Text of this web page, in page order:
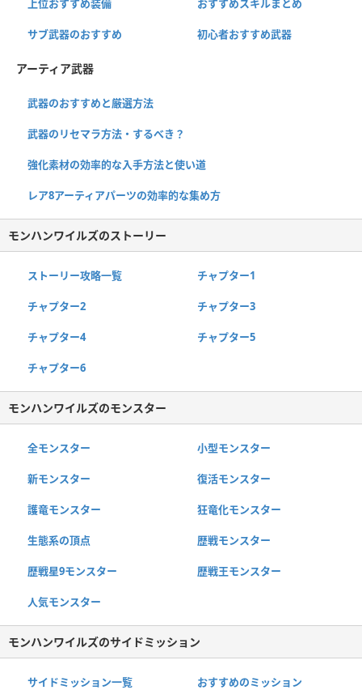
上位おすすめ装備 おすすめスキルまとめ
サブ武器のおすすめ 初心者おすすめ武器
アーティア武器
武器のおすすめと厳選方法
武器のリセマラ方法・するべき？
強化素材の効率的な入手方法と使い道
レア8アーティアパーツの効率的な集め方
モンハンワイルズのストーリー
ストーリー攻略一覧 チャプター1
チャプター2 チャプター3
チャプター4 チャプター5
チャプター6
モンハンワイルズのモンスター
全モンスター 小型モンスター
新モンスター 復活モンスター
護竜モンスター 狂竜化モンスター
生態系の頂点 歴戦モンスター
歴戦星9モンスター 歴戦王モンスター
人気モンスター
モンハンワイルズのサイドミッション
サイドミッション一覧 おすすめのミッション